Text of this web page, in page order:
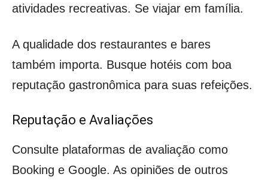
atividades recreativas. Se viajar em família.
A qualidade dos restaurantes e bares
também importa. Busque hotéis com boa
reputação gastronômica para suas refeições.
Reputação e Avaliações
Consulte plataformas de avaliação como
Booking e Google. As opiniões de outros